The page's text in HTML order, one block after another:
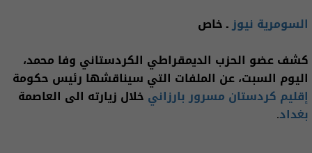
السومرية نيوزـ خاص
كشف عضو الحزب الديمقراطي الكردستاني وفا محمد،
اليوم السبت، عن الملفات التي سيناقشها رئيس حكومة
إقليم كردستان مسرور بارزاني خلال زيارته الى العاصمة
بغداد.